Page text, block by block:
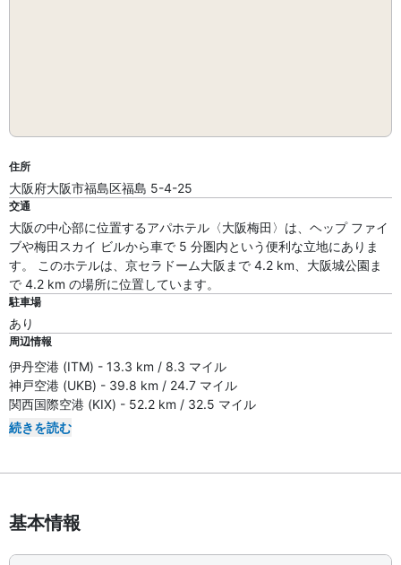
住所
大阪府大阪市福島区福島 5-4-25
交通
大阪の中心部に位置するアパホテル〈大阪梅田〉は、ヘップ ファイ
ブや梅田スカイ ビルから車で 5 分圏内という便利な立地にありま
す。 このホテルは、京セラドーム大阪まで 4.2 km、大阪城公園ま
で 4.2 km の場所に位置しています。
駐車場
あり
周辺情報
伊丹空港 (ITM) - 13.3 km / 8.3 マイル
神戸空港 (UKB) - 39.8 km / 24.7 マイル
関西国際空港 (KIX) - 52.2 km / 32.5 マイル
続きを読む
基本情報